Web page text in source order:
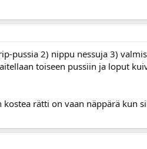
pussia 2) nippu nessuja 3)
toiseen pussiin ja loput
rätti on vaan näppärä kun